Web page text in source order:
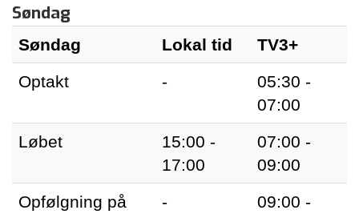
Søndag
Søndag Lokal tid
TV3+
Optakt
-
05:30 -
07:00
Løbet
15:00 -
17:00
07:00 -
09:00
Opfølgning på
-
09:00 -